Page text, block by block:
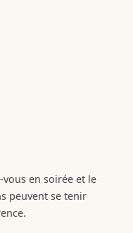
en soirée et le
peuvent se tenir